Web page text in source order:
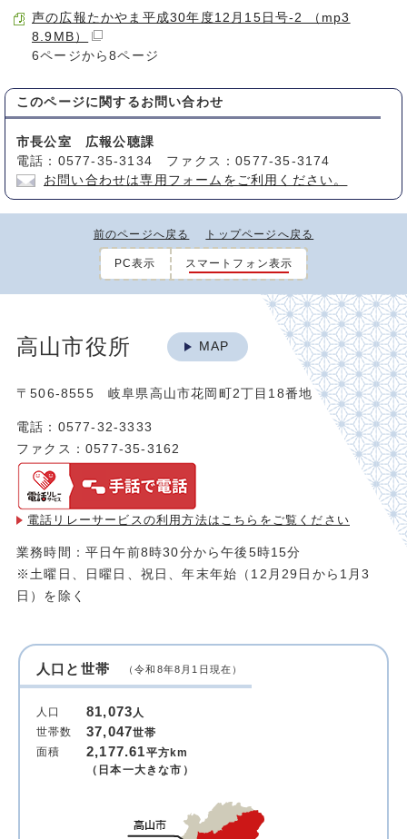
声の広報たかやま平成30年度12月15日号-2 （mp3
8.9MB）
6ページから8ページ
このページに関する お問い合わせ
市長公室 広報公聴課
電話：0577-35-3134 ファクス：0577-35-3174
お問い合わせは専用フォームをご利用ください。
前のページへ戻る トップページへ戻る
PC表示 スマートフォン表示
高山市役所 MAP
〒506-8555 岐阜県高山市花岡町2丁目18番地
電話：0577-32-3333
ファクス：0577-35-3162
電話リレーサービスの利用方法は こちらをご覧ください
業務時間：平日午前8時30分から午後5時15分
※土曜日、日曜日、祝日、年末年始（12月29日から1月3
日）を除く
人口と世帯 （令和8年8月1日現在）
人口 81,073人
世帯数
37,047世帯
面積
2,177.61平方km
（日本一大きな市）